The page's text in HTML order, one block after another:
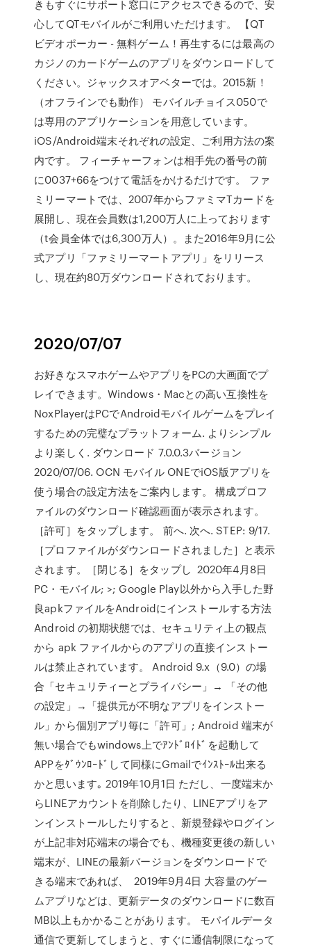
きもすぐにサポート窓口にアクセスできるので、安
心してQTモバイルがご利用いただけます。 【QT
ビデオポーカー - 無料ゲーム！再生するには最高の
カジノのカードゲームのアプリをダウンロードして
ください。ジャックスオアベターでは。2015新！
（オフラインでも動作） モバイルチョイス050で
は専用のアプリケーションを用意しています。
iOS/Android端末それぞれの設定、ご利用方法の案
内です。 フィーチャーフォンは相手先の番号の前
に0037+66をつけて電話をかけるだけです。 ファ
ミリーマートでは、2007年からファミマTカードを
展開し、現在会員数は1,200万人に上っております
（t会員全体では6,300万人）。また2016年9月に公
式アプリ「ファミリーマートアプリ」をリリース
し、現在約80万ダウンロードされております。
2020/07/07
お好きなスマホゲームやアプリをPCの大画面でプ
レイできます。Windows・Macとの高い互換性を
NoxPlayerはPCでAndroidモバイルゲームをプレイ
するための完璧なプラットフォーム. よりシンプル
より楽しく. ダウンロード 7.0.0.3バージョン
2020/07/06. OCN モバイル ONEでiOS版アプリを
使う場合の設定方法をご案内します。 構成プロフ
ァイルのダウンロード確認画面が表示されます。
［許可］をタップします。 前へ. 次へ. STEP: 9/17.
［プロファイルがダウンロードされました］と表示
されます。［閉じる］をタップし 2020年4月8日
PC・モバイル; >; Google Play以外から入手した野
良apkファイルをAndroidにインストールする方法
Android の初期状態では、セキュリティ上の観点
から apk ファイルからのアプリの直接インストー
ルは禁止されています。 Android 9.x（9.0）の場
合「セキュリティーとプライバシー」→ 「その他
の設定」→「提供元が不明なアプリをインストー
ル」から個別アプリ毎に「許可」; Android 端末が
無い場合でもwindows上でｱﾝﾄﾞﾛｲﾄﾞを起動して
APPをﾀﾞｳﾝﾛｰﾄﾞして同様にGmailでｲﾝｽﾄｰﾙ出来る
かと思います｡ 2019年10月1日 ただし、一度端末か
らLINEアカウントを削除したり、LINEアプリをア
ンインストールしたりすると、新規登録やログイン
が上記非対応端末の場合でも、機種変更後の新しい
端末が、LINEの最新バージョンをダウンロードで
きる端末であれば、 2019年9月4日 大容量のゲー
ムアプリなどは、更新データのダウンロードに数百
MB以上もかかることがあります。 モバイルデータ
通信で更新してしまうと、すぐに通信制限になって